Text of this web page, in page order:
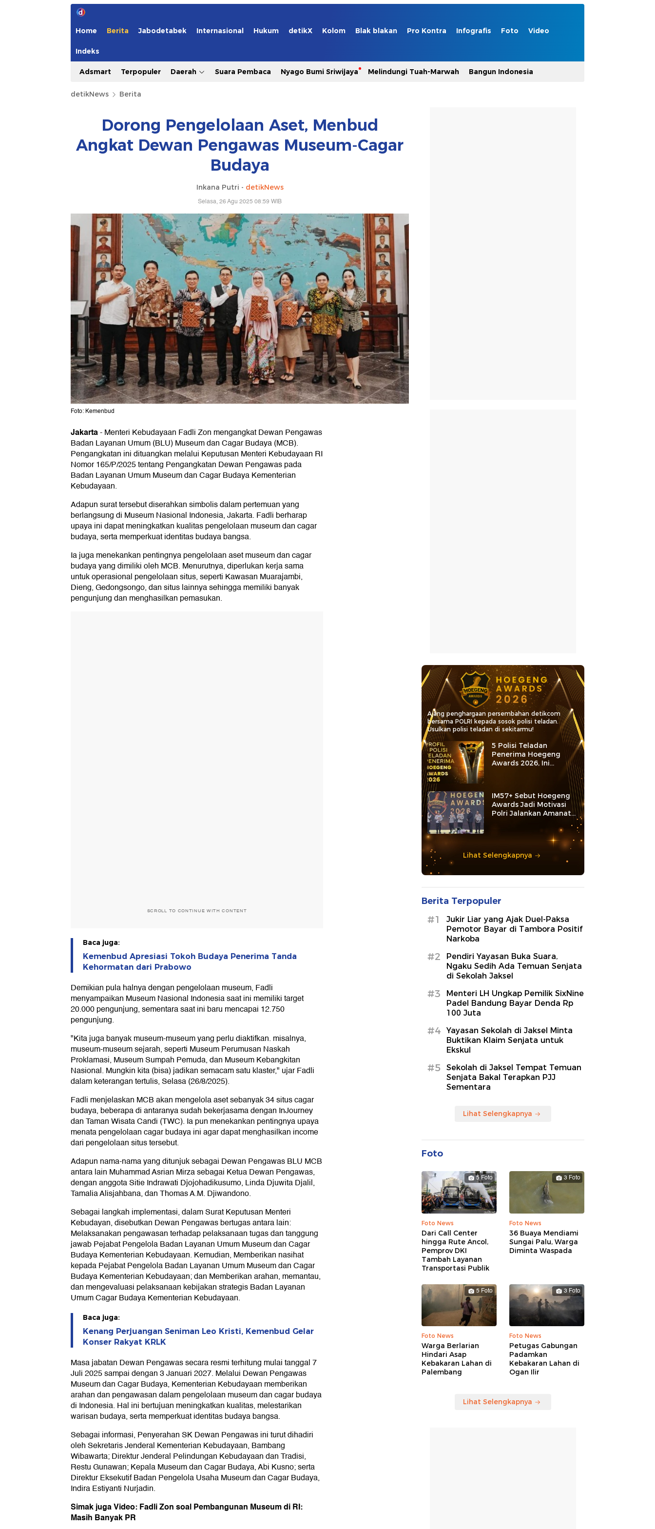
Home Berita Jabodetabek Internasional Hukum detikX Kolom Blak blakan Pro Kontra Infografis Foto Video
Indeks
Adsmart Terpopuler Daerah Suara Pembaca Nyago Bumi Sriwijaya Melindungi Tuah-Marwah Bangun Indonesia
detikNews Berita
Dorong Pengelolaan Aset, Menbud
Angkat Dewan Pengawas Museum-Cagar
Budaya
Inkana Putri - detikNews
Selasa, 26 Agu 2025 08:59 WIB
Foto: Kemenbud
Jakarta-Menteri Kebudayaan Fadli Zon mengangkat Dewan Pengawas
Badan Layanan Umum (BLU) Museum dan Cagar Budaya (MCB).
Pengangkatan ini dituangkan melalui Keputusan Menteri Kebudayaan RI
Nomor 165/P/2025 tentang Pengangkatan Dewan Pengawas pada
Badan Layanan Umum Museum dan Cagar Budaya Kementerian
Kebudayaan.
Adapun surat tersebut diserahkan simbolis dalam pertemuan yang
berlangsung di Museum Nasional Indonesia, Jakarta. Fadli berharap
upaya ini dapat meningkatkan kualitas pengelolaan museum dan cagar
budaya, serta memperkuat identitas budaya bangsa.
Ia juga menekankan pentingnya pengelolaan aset museum dan cagar
budaya yang dimiliki oleh MCB. Menurutnya, diperlukan kerja sama
untuk operasional pengelolaan situs, seperti Kawasan Muarajambi,
Dieng, Gedongsongo, dan situs lainnya sehingga memiliki banyak
pengunjung dan menghasilkan pemasukan.
SCROLL TO CONTINUE WITH CONTENT
Baca juga:
Kemenbud Apresiasi Tokoh Budaya Penerima Tanda
Kehormatan dari Prabowo
Demikian pula halnya dengan pengelolaan museum, Fadli
menyampaikan Museum Nasional Indonesia saat ini memiliki target
20.000 pengunjung, sementara saat ini baru mencapai 12.750
pengunjung.
"Kita juga banyak museum-museum yang perlu diaktifkan. misalnya,
museum-museum sejarah, seperti Museum Perumusan Naskah
Proklamasi, Museum Sumpah Pemuda, dan Museum Kebangkitan
Nasional. Mungkin kita (bisa) jadikan semacam satu klaster," ujar Fadli
dalam keterangan tertulis, Selasa (26/8/2025).
Fadli menjelaskan MCB akan mengelola aset sebanyak 34 situs cagar
budaya, beberapa di antaranya sudah bekerjasama dengan InJourney
dan Taman Wisata Candi (TWC). Ia pun menekankan pentingnya upaya
menata pengelolaan cagar budaya ini agar dapat menghasilkan income
dari pengelolaan situs tersebut.
Adapun nama-nama yang ditunjuk sebagai Dewan Pengawas BLU MCB
antara lain Muhammad Asrian Mirza sebagai Ketua Dewan Pengawas,
dengan anggota Sitie Indrawati Djojohadikusumo, Linda Djuwita Djalil,
Tamalia Alisjahbana, dan Thomas A.M. Djiwandono.
Sebagai langkah implementasi, dalam Surat Keputusan Menteri
Kebudayan, disebutkan Dewan Pengawas bertugas antara lain:
Melaksanakan pengawasan terhadap pelaksanaan tugas dan tanggung
jawab Pejabat Pengelola Badan Layanan Umum Museum dan Cagar
Budaya Kementerian Kebudayaan. Kemudian, Memberikan nasihat
kepada Pejabat Pengelola Badan Layanan Umum Museum dan Cagar
Budaya Kementerian Kebudayaan; dan Memberikan arahan, memantau,
dan mengevaluasi pelaksanaan kebijakan strategis Badan Layanan
Umum Cagar Budaya Kementerian Kebudayaan.
Baca juga:
Kenang Perjuangan Seniman Leo Kristi, Kemenbud Gelar
Konser Rakyat KRLK
Masa jabatan Dewan Pengawas secara resmi terhitung mulai tanggal 7
Juli 2025 sampai dengan 3 Januari 2027. Melalui Dewan Pengawas
Museum dan Cagar Budaya, Kementerian Kebudayaan memberikan
arahan dan pengawasan dalam pengelolaan museum dan cagar budaya
di Indonesia. Hal ini bertujuan meningkatkan kualitas, melestarikan
warisan budaya, serta memperkuat identitas budaya bangsa.
Sebagai informasi, Penyerahan SK Dewan Pengawas ini turut dihadiri
oleh Sekretaris Jenderal Kementerian Kebudayaan, Bambang
Wibawarta; Direktur Jenderal Pelindungan Kebudayaan dan Tradisi,
Restu Gunawan; Kepala Museum dan Cagar Budaya, Abi Kusno; serta
Direktur Eksekutif Badan Pengelola Usaha Museum dan Cagar Budaya,
Indira Estiyanti Nurjadin.
Simak juga Video: Fadli Zon soal Pembangunan Museum di RI:
Masih Banyak PR
Ajang penghargaan persembahan detikcom
bersama POLRI kepada sosok polisi teladan.
Usulkan polisi teladan di sekitarmu!
5 Polisi Teladan
Penerima Hoegeng
Awards 2026, Ini
Kategori dan Kiprahnya
IM57+ Sebut Hoegeng
Awards Jadi Motivasi
Polri Jalankan Amanat
Lihat Selengkapnya
Berita Terpopuler
#1
Jukir Liar yang Ajak Duel-Paksa
Pemotor Bayar di Tambora Positif
Narkoba
#2
Pendiri Yayasan Buka Suara,
Ngaku Sedih Ada Temuan Senjata
di Sekolah Jaksel
#3
Menteri LH Ungkap Pemilik SixNine
Padel Bandung Bayar Denda Rp
100 Juta
#4
Yayasan Sekolah di Jaksel Minta
Buktikan Klaim Senjata untuk
Ekskul
#5
Sekolah di Jaksel Tempat Temuan
Senjata Bakal Terapkan PJJ
Sementara
Lihat Selengkapnya
Foto
5 Foto
Foto News
Dari Call Center
hingga Rute Ancol,
Pemprov DKI
Tambah Layanan
Transportasi Publik
3 Foto
Foto News
36 Buaya Mendiami
Sungai Palu, Warga
Diminta Waspada
5 Foto
Foto News
Warga Berlarian
Hindari Asap
Kebakaran Lahan di
Palembang
3 Foto
Foto News
Petugas Gabungan
Padamkan
Kebakaran Lahan di
Ogan Ilir
Lihat Selengkapnya